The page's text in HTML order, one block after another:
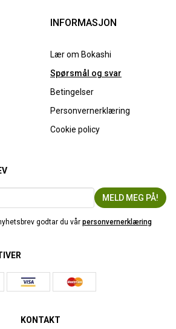
INFORMASJON
Lær om Bokashi
Spørsmål og svar
Betingelser
Personvernerklæring
Cookie policy
godtar du vår personvernerklæring
KONTAKT